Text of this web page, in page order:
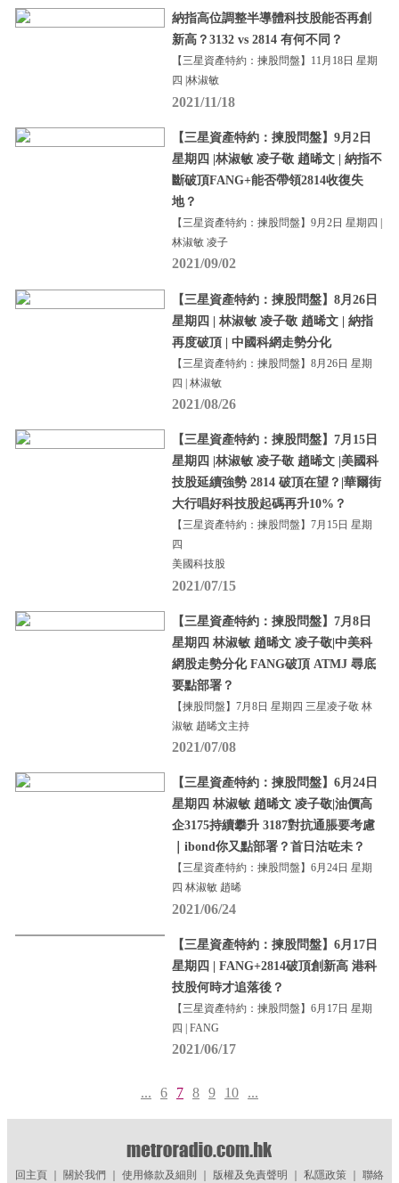
納指高位調整半導體科技股能否再創
新高？3132 vs 2814 有何不同？
【三星資產特約：揀股問盤】11月18日 星期
四 |林淑敏
2021/11/18
【三星資產特約：揀股問盤】9月2日
星期四 |林淑敏 凌子敬 趙晞文 | 納指不
斷破頂FANG+能否帶領2814收復失
地？
【三星資產特約：揀股問盤】9月2日 星期四 |
林淑敏 凌子
2021/09/02
【三星資產特約：揀股問盤】8月26日
星期四 | 林淑敏 凌子敬 趙晞文 | 納指
再度破頂 | 中國科網走勢分化
【三星資產特約：揀股問盤】8月26日 星期
四 | 林淑敏
2021/08/26
【三星資產特約：揀股問盤】7月15日
星期四 |林淑敏 凌子敬 趙晞文 |美國科
技股延續強勢 2814 破頂在望？|華爾街
大行唱好科技股起碼再升10%？
【三星資產特約：揀股問盤】7月15日 星期
四
美國科技股
2021/07/15
【三星資產特約：揀股問盤】7月8日
星期四 林淑敏 趙晞文 凌子敬|中美科
網股走勢分化 FANG破頂 ATMJ 尋底
要點部署？
【揀股問盤】7月8日 星期四 三星凌子敬 林
淑敏 趙晞文主持
2021/07/08
【三星資產特約：揀股問盤】6月24日
星期四 林淑敏 趙晞文 凌子敬|油價高
企3175持續攀升 3187對抗通脹要考慮
｜ibond你又點部署？首日沽咗未？
【三星資產特約：揀股問盤】6月24日 星期
四 林淑敏 趙晞
2021/06/24
【三星資產特約：揀股問盤】6月17日
星期四 | FANG+2814破頂創新高 港科
技股何時才追落後？
【三星資產特約：揀股問盤】6月17日 星期
四 | FANG
2021/06/17
... 6 7 8 9 10 ...
回主頁｜ 關於我們 使用條款及細則 版權及免責聲明 私隱政策｜ 聯絡